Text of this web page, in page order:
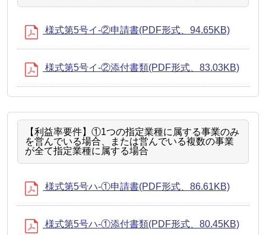
様式第5号イ-②申請書(PDF形式、94.65KB)
様式第5号イ-②添付書類(PDF形式、83.03KB)
【利益率要件】①1つの指定業種に属する事業のみ
を営んでいる場合、または営んでいる複数の事業
が全て指定業種に属する場合
様式第5号ハ-①申請書(PDF形式、86.61KB)
様式第5号ハ-①添付書類(PDF形式、80.45KB)